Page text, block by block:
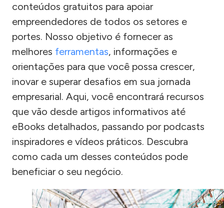
conteúdos gratuitos para apoiar
empreendedores de todos os setores e
portes. Nosso objetivo é fornecer as
melhores ferramentas, informações e
orientações para que você possa crescer,
inovar e superar desafios em sua jornada
empresarial. Aqui, você encontrará recursos
que vão desde artigos informativos até
eBooks detalhados, passando por podcasts
inspiradores e vídeos práticos. Descubra
como cada um desses conteúdos pode
beneficiar o seu negócio.